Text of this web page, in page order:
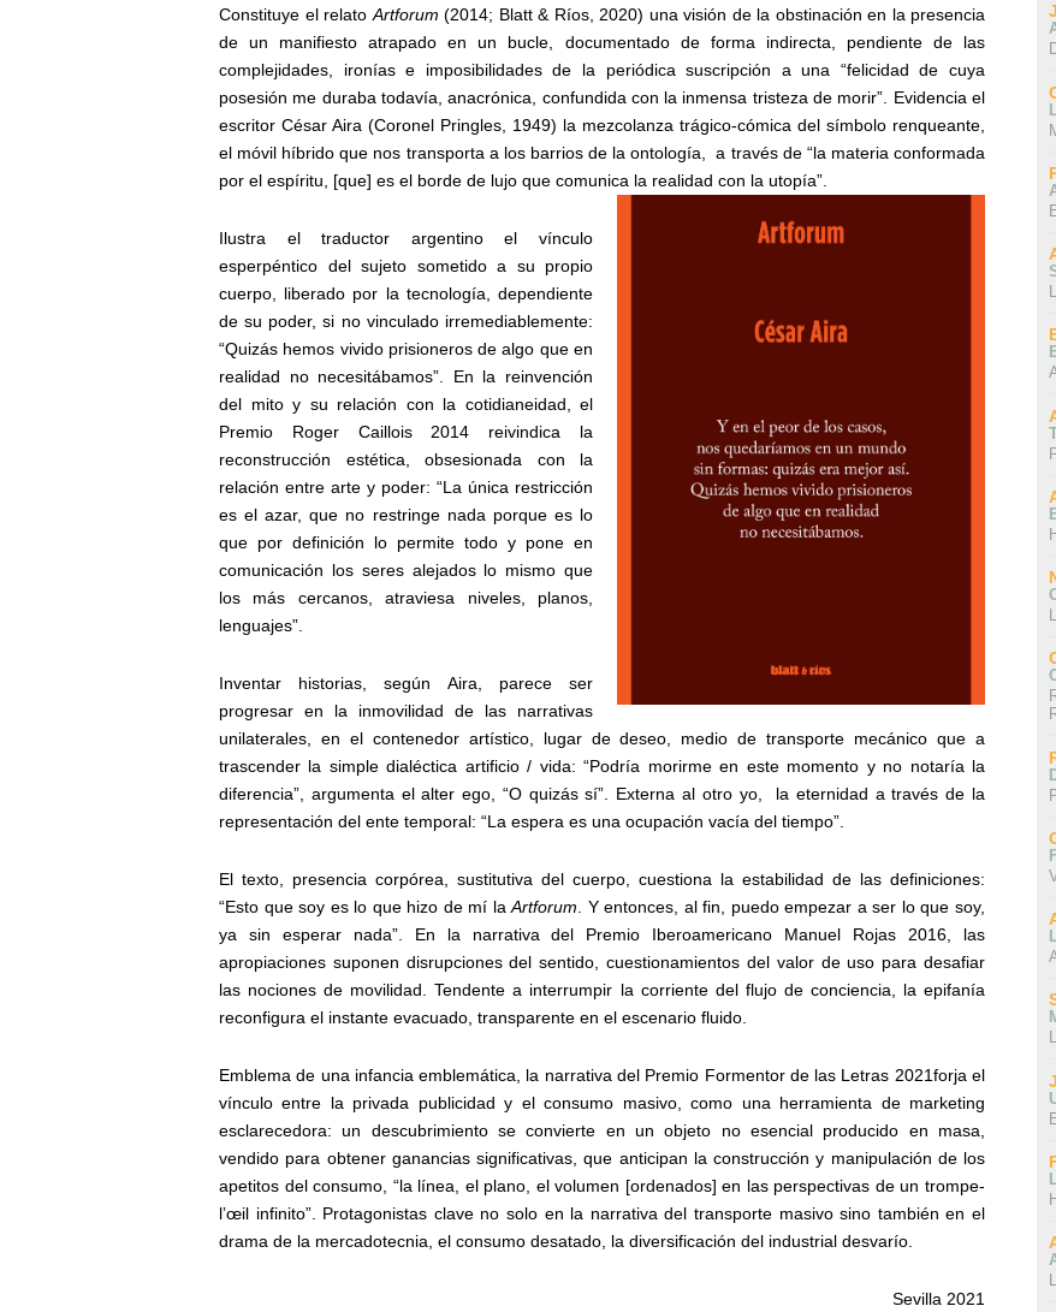
Constituye el relato Artforum (2014; Blatt & Ríos, 2020) una visión de la obstinación en la presencia
de un manifiesto atrapado en un bucle, documentado de forma indirecta, pendiente de las
complejidades, ironías e imposibilidades de la periódica suscripción a una “felicidad de cuya
posesión me duraba todavía, anacrónica, confundida con la inmensa tristeza de morir”. Evidencia el
escritor César Aira (Coronel Pringles, 1949) la mezcolanza trágico-cómica del símbolo renqueante,
el móvil híbrido que nos transporta a los barrios de la ontología,
a través de “la materia conformada
por el espíritu, [que] es el borde de lujo que comunica la realidad con la utopía”.
Ilustra el traductor argentino el vínculo
esperpéntico del sujeto sometido a su propio
cuerpo, liberado por la tecnología, dependiente
de su poder, si no vinculado irremediablemente:
“Quizás hemos vivido prisioneros de algo que en
realidad no necesitábamos”. En la reinvención
del mito y su relación con la cotidianeidad, el
Premio Roger Caillois 2014 reivindica la
reconstrucción estética, obsesionada con la
relación entre arte y poder: “La única restricción
es el azar, que no restringe nada porque es lo
que por definición lo permite todo y pone en
comunicación los seres alejados lo mismo que
los más cercanos, atraviesa niveles, planos,
lenguajes”.
Inventar historias, según Aira, parece ser
progresar en la inmovilidad de las narrativas
unilaterales, en el contenedor artístico, lugar de deseo, medio de transporte mecánico que a
trascender la simple dialéctica artificio / vida: “Podría morirme en este momento y no notaría la
diferencia”, argumenta el alter ego, “O quizás sí”. Externa al otro yo,
la eternidad a través de la
representación del ente temporal: “La espera es una ocupación vacía del tiempo”.
El texto, presencia corpórea, sustitutiva del cuerpo, cuestiona la estabilidad de las definiciones:
“Esto que soy es lo que hizo de mí laArtforum . Y entonces, al fin, puedo empezar a ser lo que soy,
ya sin esperar nada”. En la narrativa del Premio Iberoamericano Manuel Rojas 2016, las
apropiaciones suponen disrupciones del sentido, cuestionamientos del valor de uso para desafiar
las nociones de movilidad. Tendente a interrumpir la corriente del flujo de conciencia, la epifanía
reconfigura el instante evacuado, transparente en el escenario fluido.
Emblema de una infancia emblemática, la narrativa del Premio Formentor de las Letras 2021forja el
vínculo entre la privada publicidad y el consumo masivo, como una herramienta de marketing
esclarecedora: un descubrimiento se convierte en un objeto no esencial producido en masa,
vendido para obtener ganancias significativas, que anticipan la construcción y manipulación de los
apetitos del consumo, “la línea, el plano, el volumen [ordenados] en las perspectivas de un trompe-
l’œil infinito”. Protagonistas clave no solo en la narrativa del transporte masivo sino también en el
drama de la mercadotecnia, el consumo desatado, la diversificación del industrial desvarío.
Sevilla 2021